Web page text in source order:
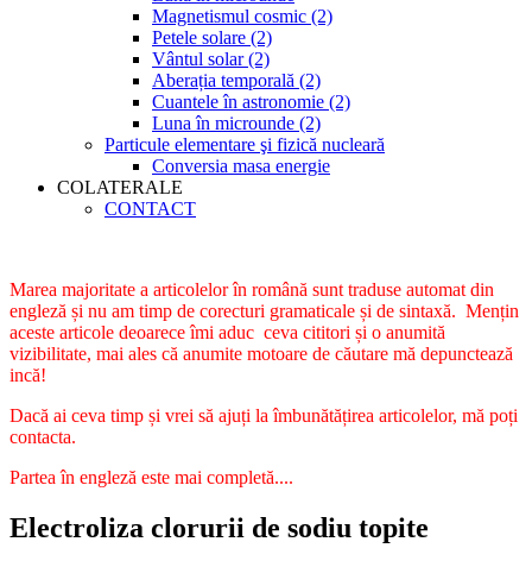
Magnetismul cosmic (2)
Petele solare (2)
Vântul solar (2)
Aberația temporală (2)
Cuantele în astronomie (2)
Luna în microunde (2)
Particule elementare şi fizică nucleară
Conversia masa energie
COLATERALE
CONTACT
Marea majoritate a articolelor în română sunt traduse automat din
engleză și nu am timp de corecturi gramaticale și de sintaxă. Mențin
aceste articole deoarece îmi aduc ceva cititori și o anumită
vizibilitate, mai ales că anumite motoare de căutare mă depunctează
incă!
Dacă ai ceva timp și vrei să ajuți la îmbunătățirea articolelor, mă poți
contacta.
Partea în engleză este mai completă....
Electroliza clorurii de sodiu topite